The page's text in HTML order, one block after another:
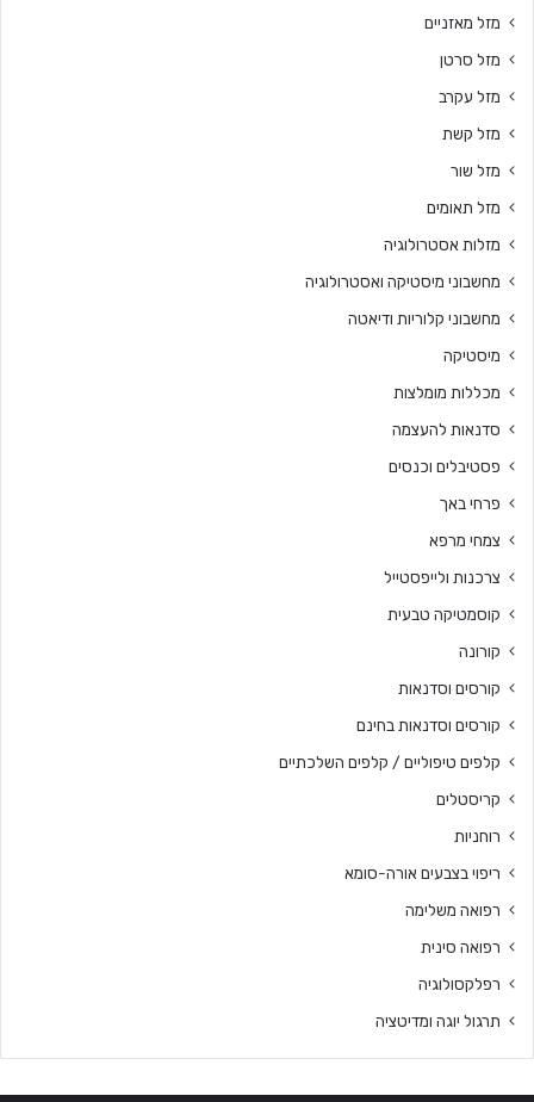
מזל מאזניים
מזל סרטן
מזל עקרב
מזל קשת
מזל שור
מזל תאומים
מזלות אסטרולוגיה
מחשבוני מיסטיקה ואסטרולוגיה
מחשבוני קלוריות ודיאטה
מיסטיקה
מכללות מומלצות
סדנאות להעצמה
פסטיבלים וכנסים
פרחי באך
צמחי מרפא
צרכנות ולייפסטייל
קוסמטיקה טבעית
קורונה
קורסים וסדנאות
קורסים וסדנאות בחינם
קלפים טיפוליים / קלפים השלכתיים
קריסטלים
רוחניות
ריפוי בצבעים אורה-סומא
רפואה משלימה
רפואה סינית
רפלקסולוגיה
תרגול יוגה ומדיטציה